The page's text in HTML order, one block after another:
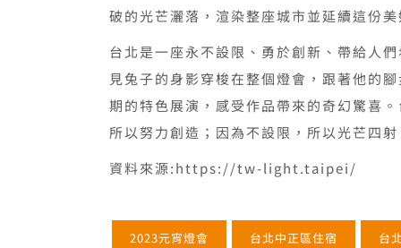
破的光芒灑落，渲染整座城市並延續這份美
台北是一座永不設限、勇於創新、帶給人
見兔子的身影穿梭在整個燈會，跟著他的
期的特色展演，感受作品帶來的奇幻驚喜
所以努力創造；因為不設限，所以光芒四
資料來源:https://tw-light.taipei/
2023元宵燈會 台北中正區住宿 台